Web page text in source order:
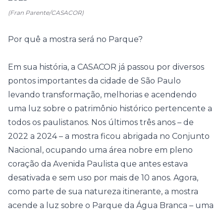
(Fran Parente/CASACOR)
Por quê a mostra será no Parque?
Em sua história, a CASACOR já passou por diversos
pontos importantes da cidade de São Paulo
levando transformação, melhorias e acendendo
uma luz sobre o patrimônio histórico pertencente a
todos os paulistanos. Nos últimos três anos – de
2022 a 2024 – a mostra ficou abrigada no Conjunto
Nacional, ocupando uma área nobre em pleno
coração da Avenida Paulista que antes estava
desativada e sem uso por mais de 10 anos. Agora,
como parte de sua natureza itinerante, a mostra
acende a luz sobre o Parque da Água Branca – uma